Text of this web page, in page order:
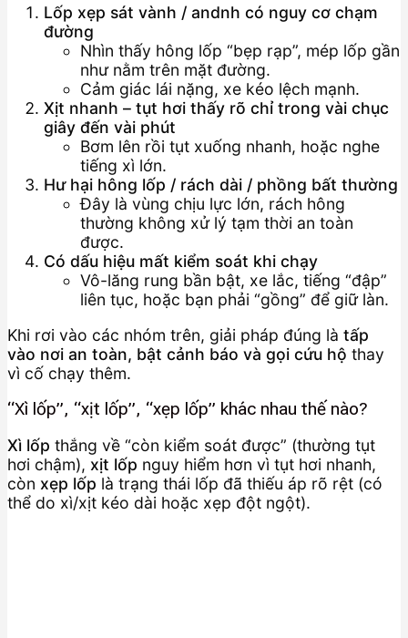
Lốp xẹp sát vành / andnh có nguy cơ chạm
đường
Nhìn thấy hông lốp “bẹp rạp”, mép lốp gần
như nằm trên mặt đường.
Cảm giác lái nặng, xe kéo lệch mạnh.
Xịt nhanh – tụt hơi thấy rõ chỉ trong vài chục
giây đến vài phút
Bơm lên rồi tụt xuống nhanh, hoặc nghe
tiếng xì lớn.
Hư hại hông lốp / rách dài / phồng bất thường
Đây là vùng chịu lực lớn, rách hông
thường không xử lý tạm thời an toàn
được.
Có dấu hiệu mất kiểm soát khi chạy
Vô-lăng rung bần bật, xe lắc, tiếng “đập”
liên tục, hoặc bạn phải “gồng” để giữ làn.
Khi rơi vào các nhóm trên, giải pháp đúng là tấp
vào nơi an toàn, bật cảnh báo và gọi cứu hộ thay
vì cố chạy thêm.
“Xì lốp”, “xịt lốp”, “xẹp lốp” khác nhau thế nào?
Xì lốp thắng về “còn kiểm soát được” (thường tụt
hơi chậm), xịt lốp nguy hiểm hơn vì tụt hơi nhanh,
còn xẹp lốp là trạng thái lốp đã thiếu áp rõ rệt (có
thể do xì/xịt kéo dài hoặc xẹp đột ngột).